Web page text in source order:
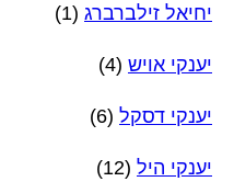
יחיאל זילברברג (1)
יענקי אויש (4)
יענקי דסקל (6)
יענקי היל (12)